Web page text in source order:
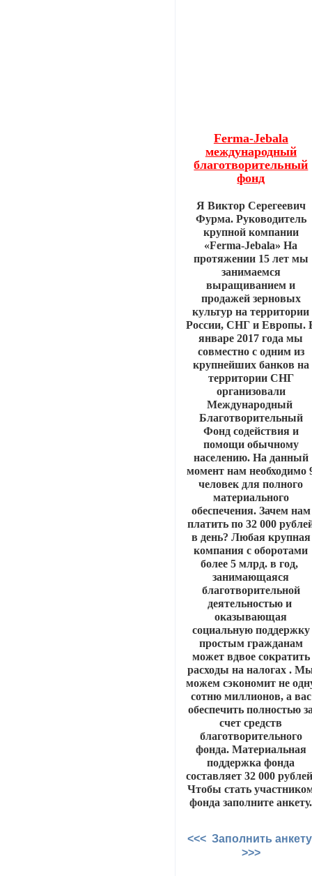
Ferma-Jebala
международный
благотворительный
фонд
Я Виктор Серегеевич
Фурма. Руководитель
крупной компании
«Ferma-Jebala» На
протяжении 15 лет мы
занимаемся
выращиванием и
продажей зерновых
культур на территории
России, СНГ и Европы.
январе 2017 года мы
совместно с одним из
крупнейших банков на
территории СНГ
организовали
Международный
Благотворительный
Фонд содействия и
помощи обычному
населению. На данный
момент нам необходимо
человек для полного
материального
обеспечения. Зачем нам
платить по 32 000
в день? Любая крупная
компания с оборотами
более 5 млрд. в год,
занимающаяся
благотворительной
деятельностью и
оказывающая
социальную поддержку
простым гражданам
может вдвое сократить
расходы на налогах .
можем сэкономит не
сотню миллионов, а вас
обеспечить полностью
счет средств
благотворительного
фонда. Материальная
поддержка фонда
составляет 32 000
Чтобы стать
фонда заполните анкету.
<<< Заполнить
>>>